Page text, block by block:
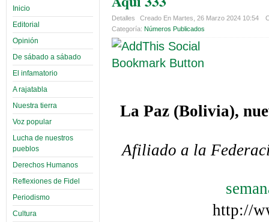
Inicio
Editorial
Opinión
De sábado a sábado
El infamatorio
A rajatabla
Nuestra tierra
Voz popular
Lucha de nuestros
pueblos
Derechos Humanos
Reflexiones de Fidel
Periodismo
Cultura
Detalles Creado En Martes, 26 Marzo 2024 10:54
Categoría: Números Publicados
La Paz (Bolivia),
Afiliado a la
http://